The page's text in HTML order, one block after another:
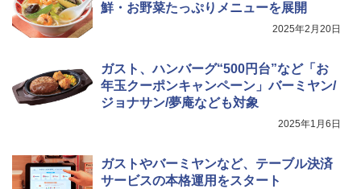
￥34,546
シャープ ウォーターオーブン ヘルシオ
AX-XJ1-B ブラック 30L 2段調理 コンベ
クション トースト機能
鮮・お野菜たっぷりメニューを展開
2025年2月20日
ガスト、ハンバーグ“500円台”など「お
年玉クーポンキャンペーン」バーミヤン/
ジョナサン/夢庵なども対象
2025年1月6日
ガストやバーミヤンなど、テーブル決済
サービスの本格運用をスタート